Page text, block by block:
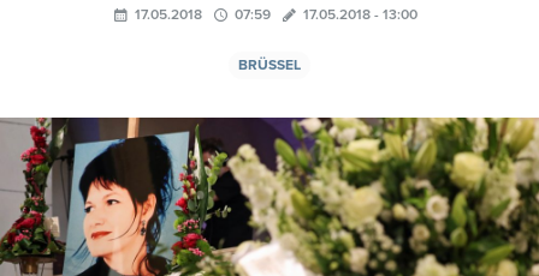
17.05.2018 07:59 17.05.2018 - 13:00
BRÜSSEL